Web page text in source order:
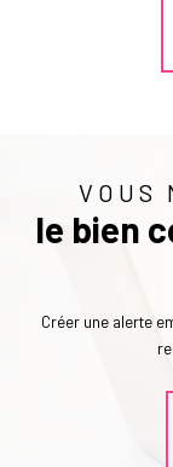
VOUS
le bien
Créer une alerte